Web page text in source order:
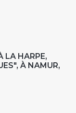
LA HARPE,
À NAMUR,